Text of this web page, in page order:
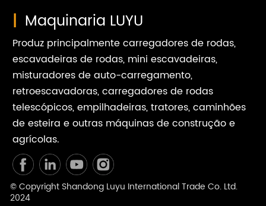
| Maquinaria LUYU
Produz principalmente carregadores de rodas,
escavadeiras de rodas, mini escavadeiras,
misturadores de auto-carregamento,
retroescavadoras, carregadores de rodas
telescópicos, empilhadeiras, tratores, caminhões
de esteira e outras máquinas de construção e
agrícolas.
© Copyright Shandong Luyu International Trade Co. Ltd.
2024